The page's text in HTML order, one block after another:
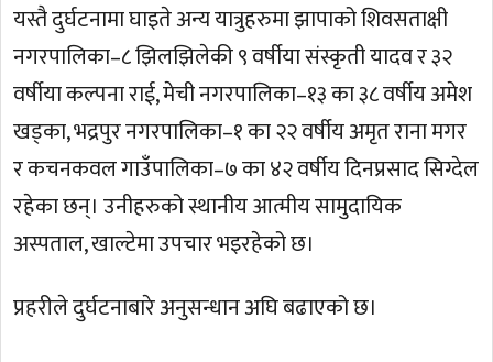
यस्तै दुर्घटनामा घाइते अन्य यात्रुहरुमा झापाको शिवसताक्षी
नगरपालिका–८ झिलझिलेकी ९ वर्षीया संस्कृती यादव र ३२
वर्षीया कल्पना राई, मेची नगरपालिका–१३ का ३८ वर्षीय अमेश
खड्का, भद्रपुर नगरपालिका–१ का २२ वर्षीय अमृत राना मगर
र कचनकवल गाउँपालिका–७ का ४२ वर्षीय दिनप्रसाद सिग्देल
रहेका छन्। उनीहरुको स्थानीय आत्मीय सामुदायिक
अस्पताल, खाल्टेमा उपचार भइरहेको छ।
प्रहरीले दुर्घटनाबारे अनुसन्धान अघि बढाएको छ।